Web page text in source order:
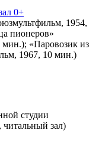
0+
1954,
пионеров»
«Паровозик из
1967, 10 мин.)
студии
зал)